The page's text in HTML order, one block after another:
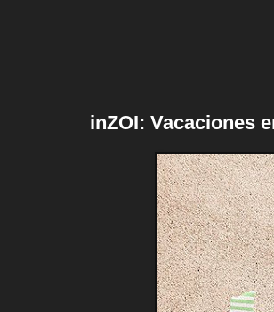
inZOI: Vacaciones